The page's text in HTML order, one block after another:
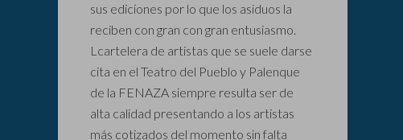
sus ediciones por lo que los asiduos la
reciben con gran con gran entusiasmo.
Lcartelera de artistas que se suele darse
cita en el Teatro del Pueblo y Palenque
de la FENAZA siempre resulta ser de
alta calidad presentando a los artistas
más cotizados del momento sin falta